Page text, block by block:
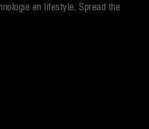
en lifestyle. Spread the